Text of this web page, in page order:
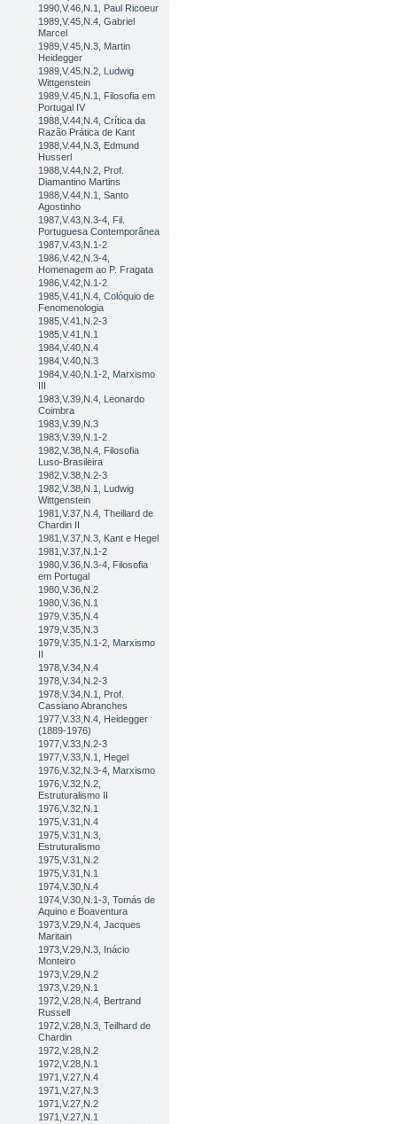
1990,V.46,N.1, Paul Ricoeur
1989,V.45,N.4, Gabriel
Marcel
1989,V.45,N.3, Martin
Heidegger
1989,V.45,N.2, Ludwig
Wittgenstein
1989,V.45,N.1, Filosofia em
Portugal IV
1988,V.44,N.4, Crítica da
Razão Prática de Kant
1988,V.44,N.3, Edmund
Husserl
1988,V.44,N.2, Prof.
Diamantino Martins
1988,V.44,N.1, Santo
Agostinho
1987,V.43,N.3-4, Fil.
Portuguesa Contemporânea
1987,V.43,N.1-2
1986,V.42,N.3-4,
Homenagem ao P. Fragata
1986,V.42,N.1-2
1985,V.41,N.4, Colóquio de
Fenomenologia
1985,V.41,N.2-3
1985,V.41,N.1
1984,V.40,N.4
1984,V.40,N.3
1984,V.40,N.1-2, Marxismo
III
1983,V.39,N.4, Leonardo
Coimbra
1983,V.39,N.3
1983,V.39,N.1-2
1982,V.38,N.4, Filosofia
Luso-Brasileira
1982,V.38,N.2-3
1982,V.38,N.1, Ludwig
Wittgenstein
1981,V.37,N.4, Theillard de
Chardin II
1981,V.37,N.3, Kant e Hegel
1981,V.37,N.1-2
1980,V.36,N.3-4, Filosofia
em Portugal
1980,V.36,N.2
1980,V.36,N.1
1979,V.35,N.4
1979,V.35,N.3
1979,V.35,N.1-2, Marxismo
II
1978,V.34,N.4
1978,V.34,N.2-3
1978,V.34,N.1, Prof.
Cassiano Abranches
1977,V.33,N.4, Heidegger
(1889-1976)
1977,V.33,N.2-3
1977,V.33,N.1, Hegel
1976,V.32,N.3-4, Marxismo
1976,V.32,N.2,
Estruturalismo II
1976,V.32,N.1
1975,V.31,N.4
1975,V.31,N.3,
Estruturalismo
1975,V.31,N.2
1975,V.31,N.1
1974,V.30,N.4
1974,V.30,N.1-3, Tomás de
Aquino e Boaventura
1973,V.29,N.4, Jacques
Maritain
1973,V.29,N.3, Inácio
Monteiro
1973,V.29,N.2
1973,V.29,N.1
1972,V.28,N.4, Bertrand
Russell
1972,V.28,N.3, Teilhard de
Chardin
1972,V.28,N.2
1972,V.28,N.1
1971,V.27,N.4
1971,V.27,N.3
1971,V.27,N.2
1971,V.27,N.1